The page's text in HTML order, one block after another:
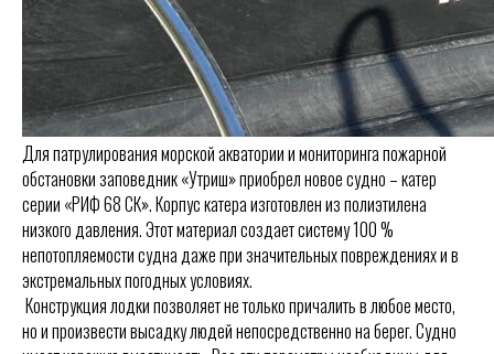
Для патрулирования морской акватории и мониторинга пожарной
обстановки заповедник «Утриш» приобрел новое судно – катер
серии «РИФ 68 СК». Корпус катера изготовлен из полиэтилена
низкого давления. Этот материал создает систему 100 %
непотопляемости судна даже при значительных повреждениях и в
экстремальных погодных условиях.
Конструкция лодки позволяет не только причалить в любое место,
но и произвести высадку людей непосредственно на берег. Судно